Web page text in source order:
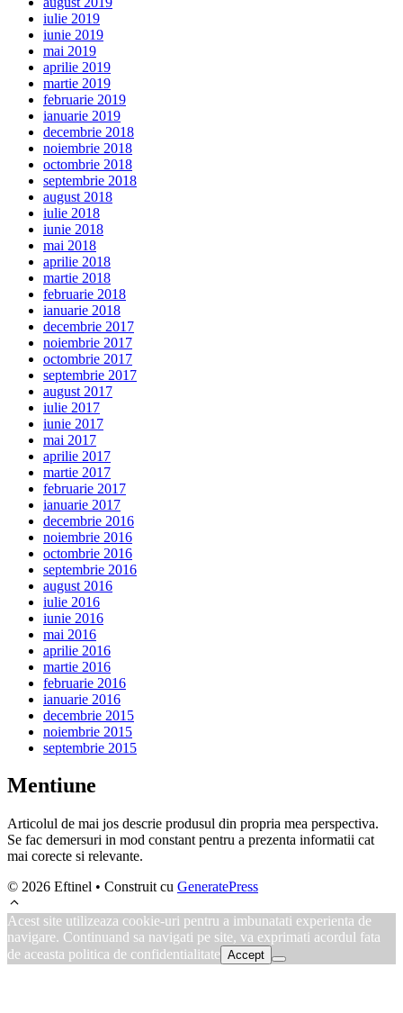
iulie 2019
iunie 2019
mai 2019
aprilie 2019
martie 2019
februarie 2019
ianuarie 2019
decembrie 2018
noiembrie 2018
octombrie 2018
septembrie 2018
august 2018
iulie 2018
iunie 2018
mai 2018
aprilie 2018
martie 2018
februarie 2018
ianuarie 2018
decembrie 2017
noiembrie 2017
octombrie 2017
septembrie 2017
august 2017
iulie 2017
iunie 2017
mai 2017
aprilie 2017
martie 2017
februarie 2017
ianuarie 2017
decembrie 2016
noiembrie 2016
octombrie 2016
septembrie 2016
august 2016
iulie 2016
iunie 2016
mai 2016
aprilie 2016
martie 2016
februarie 2016
ianuarie 2016
decembrie 2015
noiembrie 2015
septembrie 2015
Mentiune
Articolul de mai jos descrie produsul din propria mea perspectiva.
Se fac demersuri in mod constant pentru a prezenta informatii cat
mai corecte si relevante.
© 2026 Eftinel • Construit cu GeneratePress
Acest site utilizeaza cookie-uri pentru a imbunatati experienta de
navigare. Continuand sa navigati pe site, va exprimati acordul fata
de aceasta politica de confidentialitate Accept